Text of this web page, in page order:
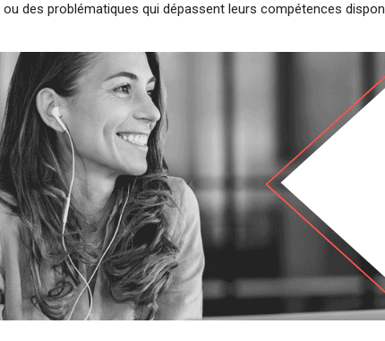
des problématiques qui dépassent leurs compétences